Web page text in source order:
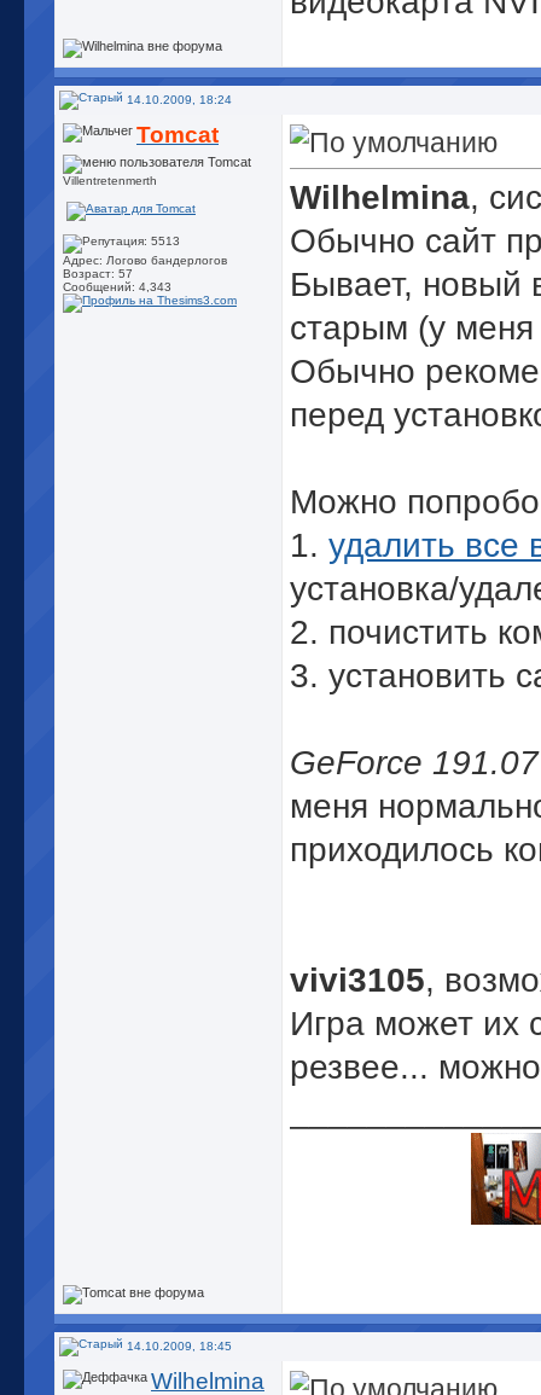
14.10.2009, 18:24
Tomcat
Villentretenmerth
Адрес: Логово бандерлогов
Возраст: 57
Сообщений: 4,343
Wilhelmina,
Обычно сайт
Бывает, новый
старым (у меня
Обычно
перед
Можно
1. удалить все
установка/
2. почистить
3. установить
GeForce
меня
приходилось
vivi3105,
Игра может их
резвее...
14.10.2009, 18:45
Wilhelmina